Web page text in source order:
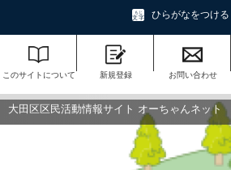
ひらがなをつける
このサイトについて 新規登録 お問い合わせ
大田区区民活動情報サイト オーちゃんネット